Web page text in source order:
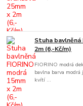
Stuha bavlněná
2m (6,-Kč/m)
FIORINO modrá
bavlna barva
kvítí ...